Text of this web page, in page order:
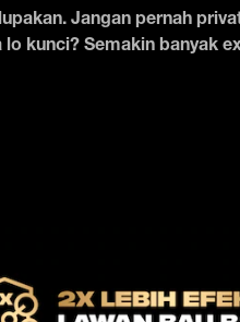
Jangan pernah
kunci? Semakin banyak